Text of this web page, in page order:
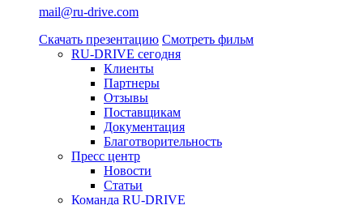
mail@ru-drive.com
Скачать презентацию Смотреть фильм
RU-DRIVE сегодня
Клиенты
Партнеры
Отзывы
Поставщикам
Документация
Благотворительность
Пресс центр
Новости
Статьи
Команда RU-DRIVE